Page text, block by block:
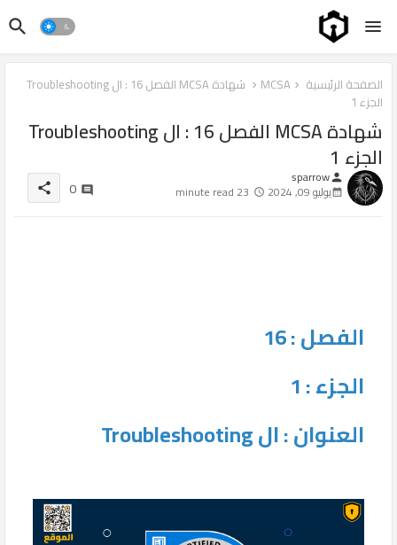
الصفحة الرئيسية MCSA
شهادة MCSA الفصل 16 : ال Troubleshooting
الجزء 1
شهادة MCSA الفصل 16 : ال Troubleshooting
الجزء 1
person
sparrow
يوليو 09, 2024 23 minute read
0
share
الفصل : 16
الجزء : 1
العنوان : ال Troubleshooting